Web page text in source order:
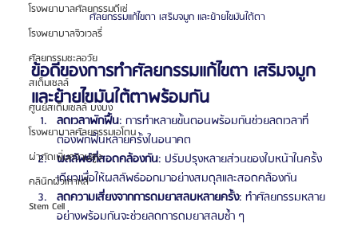
โรงพยาบาลศัลยกรรมดีเซ่
โรงพยาบาลจิวเวลรี่
ศัลยกรรมชะลอวัย
สเต็มเซลล์
ศูนย์สเต็มเซลล์ บงบง
โรงพยาบาลศัลยกรรมเอโตน
ผ่าตัดเพิ่มความสูง
คลินิกผิวเกาหลี
Stem Cell
ศัลยกรรมแก้ไขตา เสริมจมูก และย้ายไขมันใต้ตา
ข้อดีของการทำศัลยกรรมแก้ไขตา เสริมจมูก
และย้ายไขมันใต้ตาพร้อมกัน
ลดเวลาพักฟื้น: การทำหลายขั้นตอนพร้อมกันช่วยลดเวลาที่
ต้องพักฟื้นหลายครั้งในอนาคต
ผลลัพธ์ที่สอดคล้องกัน: ปรับปรุงหลายส่วนของใบหน้าในครั้ง
เดียวเพื่อให้ผลลัพธ์ออกมาอย่างสมดุลและสอดคล้องกัน
ลดความเสี่ยงจากการดมยาสลบหลายครั้ง: ทำศัลยกรรมหลาย
อย่างพร้อมกันจะช่วยลดการดมยาสลบซ้ำ ๆ